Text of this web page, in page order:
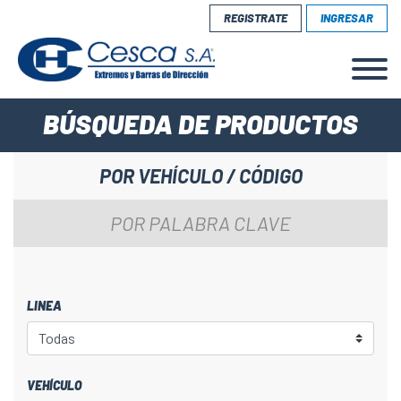
REGISTRATE INGRESAR
BÚSQUEDA DE PRODUCTOS
POR VEHÍCULO / CÓDIGO
POR PALABRA CLAVE
LINEA
VEHÍCULO